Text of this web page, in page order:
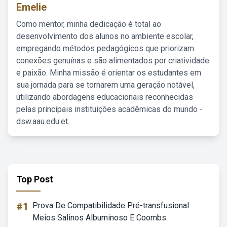
Emelie
Como mentor, minha dedicação é total ao
desenvolvimento dos alunos no ambiente escolar,
empregando métodos pedagógicos que priorizam
conexões genuínas e são alimentados por criatividade
e paixão. Minha missão é orientar os estudantes em
sua jornada para se tornarem uma geração notável,
utilizando abordagens educacionais reconhecidas
pelas principais instituições acadêmicas do mundo -
dsw.aau.edu.et.
Top Post
#1
Prova De Compatibilidade Pré-transfusional
Meios Salinos Albuminoso E Coombs